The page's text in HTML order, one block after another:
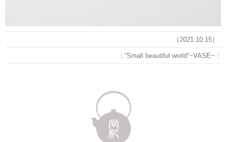
［2021.10.15］
“Small beautiful world”~VASE~